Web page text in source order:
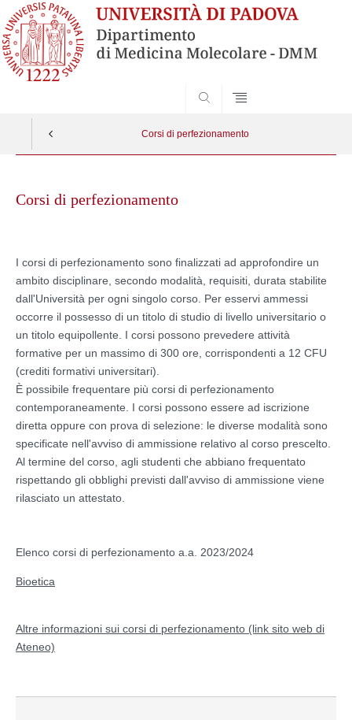
Corsi di perfezionamento
contentCorsi di perfezionamento
I corsi di perfezionamento sono finalizzati ad approfondire un
ambito disciplinare, secondo modalità, requisiti, durata stabilite
dall'Università per ogni singolo corso. Per esservi ammessi
occorre il possesso di un titolo di studio di livello universitario o
un titolo equipollente. I corsi possono prevedere attività
formative per un massimo di 300 ore, corrispondenti a 12 CFU
(crediti formativi universitari).
È possibile frequentare più corsi di perfezionamento
contemporaneamente. I corsi possono essere ad iscrizione
diretta oppure con prova di selezione: le diverse modalità sono
specificate nell'avviso di ammissione relativo al corso prescelto.
Al termine del corso, agli studenti che abbiano frequentato
rispettando gli obblighi previsti dall'avviso di ammissione viene
rilasciato un attestato.
Elenco corsi di perfezionamento a.a. 2023/2024
Bioetica
Altre informazioni sui corsi di perfezionamento (link sito web di
Ateneo)